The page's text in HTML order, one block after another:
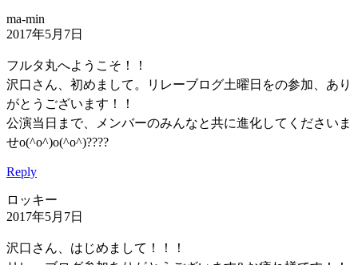
ma-min
2017年5月7日
フルタ丸へようこそ！！
沢口さん、初めまして。リレーブログ土曜日をの参加、あり
がとうございます！！
公演当日まで、メンバーのみんなと共に進化してくださいま
せo(^o^)o(^o^)????
Reply
ロッキー
2017年5月7日
沢口さん、はじめまして！！！